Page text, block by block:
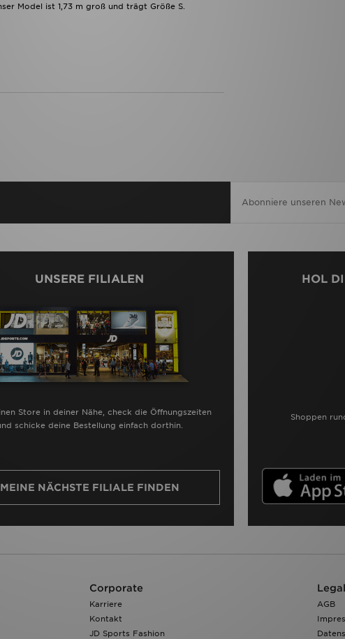
Model ist 1,73 m groß und trägt Größe S.
UNSERE FILIALEN
Store in deiner Nähe, check die Öffnungszeiten
schicke deine Bestellung einfach dorthin.
MEINE NÄCHSTE FILIALE FINDEN
HOL
Shoppen
Corporate
Karriere
Kontakt
JD Sports Fashion
Legal
AGB